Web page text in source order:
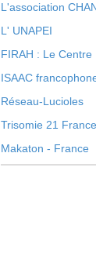
L'association
L' UNAPEI
FIRAH : Le
ISAAC
Réseau-Lucioles
Trisomie 21 France
Makaton - France